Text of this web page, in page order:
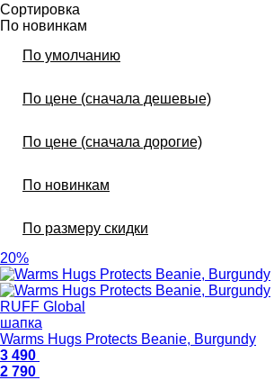
Сортировка
По новинкам
По умолчанию
По цене (сначала дешевые)
По цене (сначала дорогие)
По новинкам
По размеру скидки
20%
RUFF Global
шапка
Warms Hugs Protects Beanie, Burgundy
3 490
2 790